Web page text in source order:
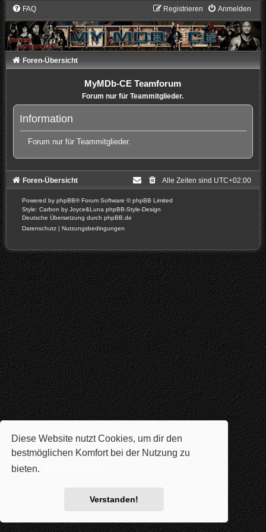
Diese Website nutzt Cookies, um dir den
bestmöglichen Komfort bei der Nutzung zu
bieten.
Verstanden!
FAQ Anmelden
Registrieren
Foren-Übersicht
MyMDb-CE Teamforum
Forum nur für Teammitglieder.
Information
Forum nur für Teammitglieder.
Foren-Übersicht Alle Zeiten sind UTC+02:00
Powered by phpBB® Forum Software © phpBB Limited
Style: Carbon by Joyce&Luna phpBB-Style-Design
Deutsche Übersetzung durch phpBB.de
Datenschutz | Nutzungsbedingungen